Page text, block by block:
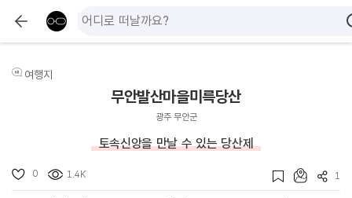
여행지
무안발산마을미륵당산
광주 무안군
토속신앙을 만날 수 있는 당산제
0 1.4K 1